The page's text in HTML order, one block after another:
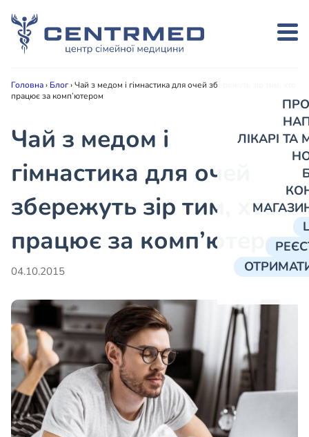
ЛІКАРІ
Головна› Блог›Чай з медом і гімнастика для очей збережуть зір тим, хто
працює за комп’ютером
Чай з медом і
гімнастика для очей
збережуть зір тим, хто
працює за комп’ютером
04.10.2015